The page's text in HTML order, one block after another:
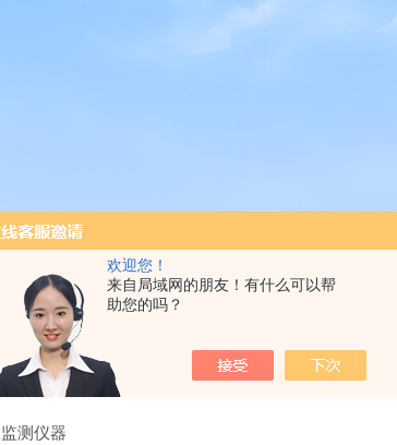
欢迎您！
来自局域网的朋友！有什么可以帮
助您的吗？
分析报警器，
测仪器